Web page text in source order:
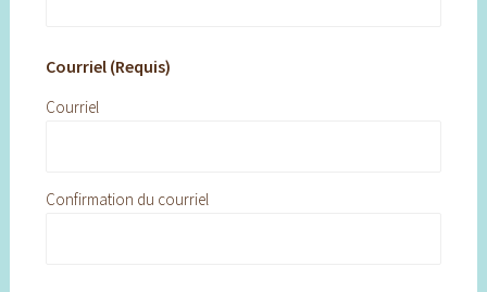
Courriel (Requis)
Courriel
Confirmation du courriel